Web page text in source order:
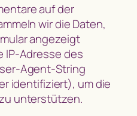
auf der
wir die Daten,
angezeigt
IP-Adresse des
Agent-String
identifiziert), um die
unterstützen.